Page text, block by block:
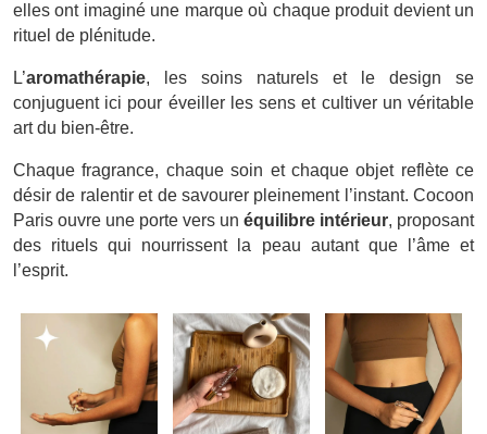
elles ont imaginé une marque où chaque produit devient un
rituel de plénitude.
L’aromathérapie, les soins naturels et le design se
conjuguent ici pour éveiller les sens et cultiver un véritable
art du bien-être.
Chaque fragrance, chaque soin et chaque objet reflète ce
désir de ralentir et de savourer pleinement l’instant. Cocoon
Paris ouvre une porte vers un équilibre intérieur, proposant
des rituels qui nourrissent la peau autant que l’âme et
l’esprit.